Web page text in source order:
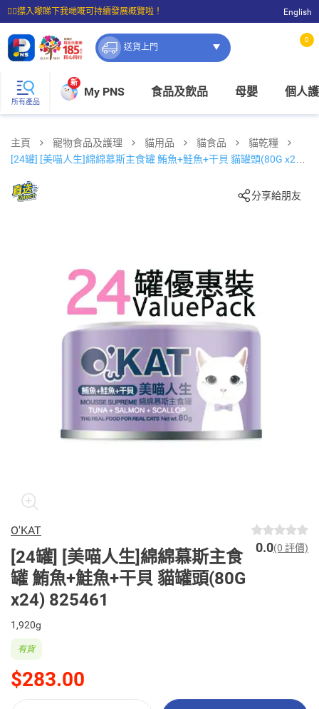
☝🏼㩒入嚟睇下我哋嘅可持續發展概覽啦！
⭐購物滿$399即享免費送貨；滿$100即可免費店取。
English
送貨上門
0
所有產品
新
My PNS 食品及飲品 母嬰 個人
主頁 寵物食品及護理 貓用品 貓食品
貓乾糧
[24罐] [美喵人生]綿綿慕斯主食罐 鮪魚+鮭魚+干貝 貓罐頭(80G x24)
分享給朋友
O'KAT
[24罐] [美喵人生]綿綿慕斯主食
罐 鮪魚+鮭魚+干貝 貓罐頭(80G
x24) 825461
0.0(0 評價)
1,920g
$283.00
有貨